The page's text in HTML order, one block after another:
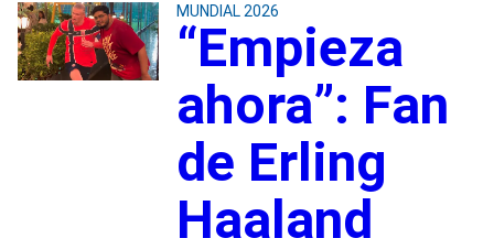
MUNDIAL 2026
“Empieza
ahora”: Fan
de Erling
Haaland